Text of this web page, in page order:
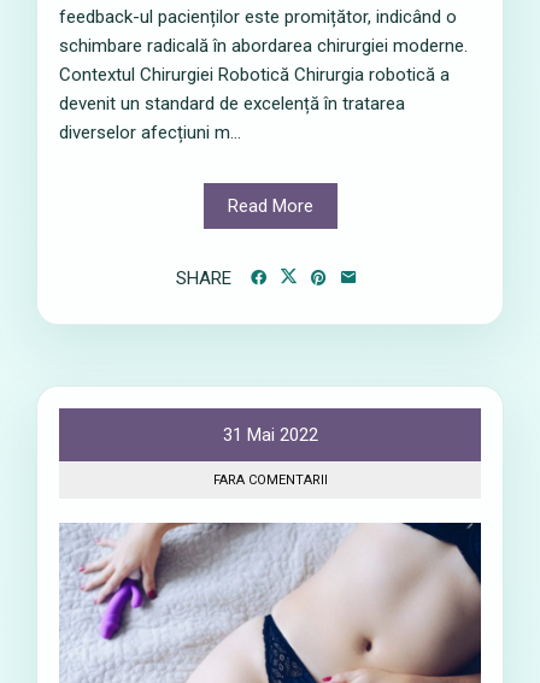
feedback-ul pacienților este promițător, indicând o
schimbare radicală în abordarea chirurgiei moderne.
Contextul Chirurgiei Robotică Chirurgia robotică a
devenit un standard de excelență în tratarea
diverselor afecțiuni m...
Read More
SHARE
31 Mai 2022
FARA COMENTARII